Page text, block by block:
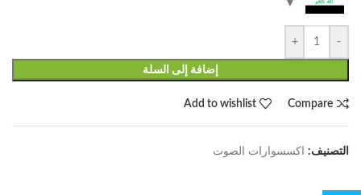
-
+
إضافة إلى السلة
Compare
Add to wishlist
التصنيف: اكسسوارات الصوت